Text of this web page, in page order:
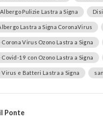
Pulizie Lastra a Signa
Lastra a Signa CoronaVirus
Virus Ozono Lastra a Signa
19 con Ozono Lastra a Signa
e Batteri Lastra a Signa
Ponte